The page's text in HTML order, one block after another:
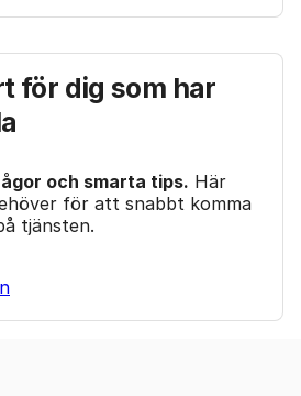
för dig som har
och smarta tips. Här
för att snabbt komma
tjänsten.